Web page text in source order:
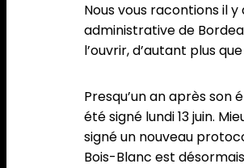
Nous vous racontions il
administrative de
l’ouvrir, d’autant plus
Presqu’un an après son
été signé lundi 13 juin.
signé un nouveau
Bois-Blanc est